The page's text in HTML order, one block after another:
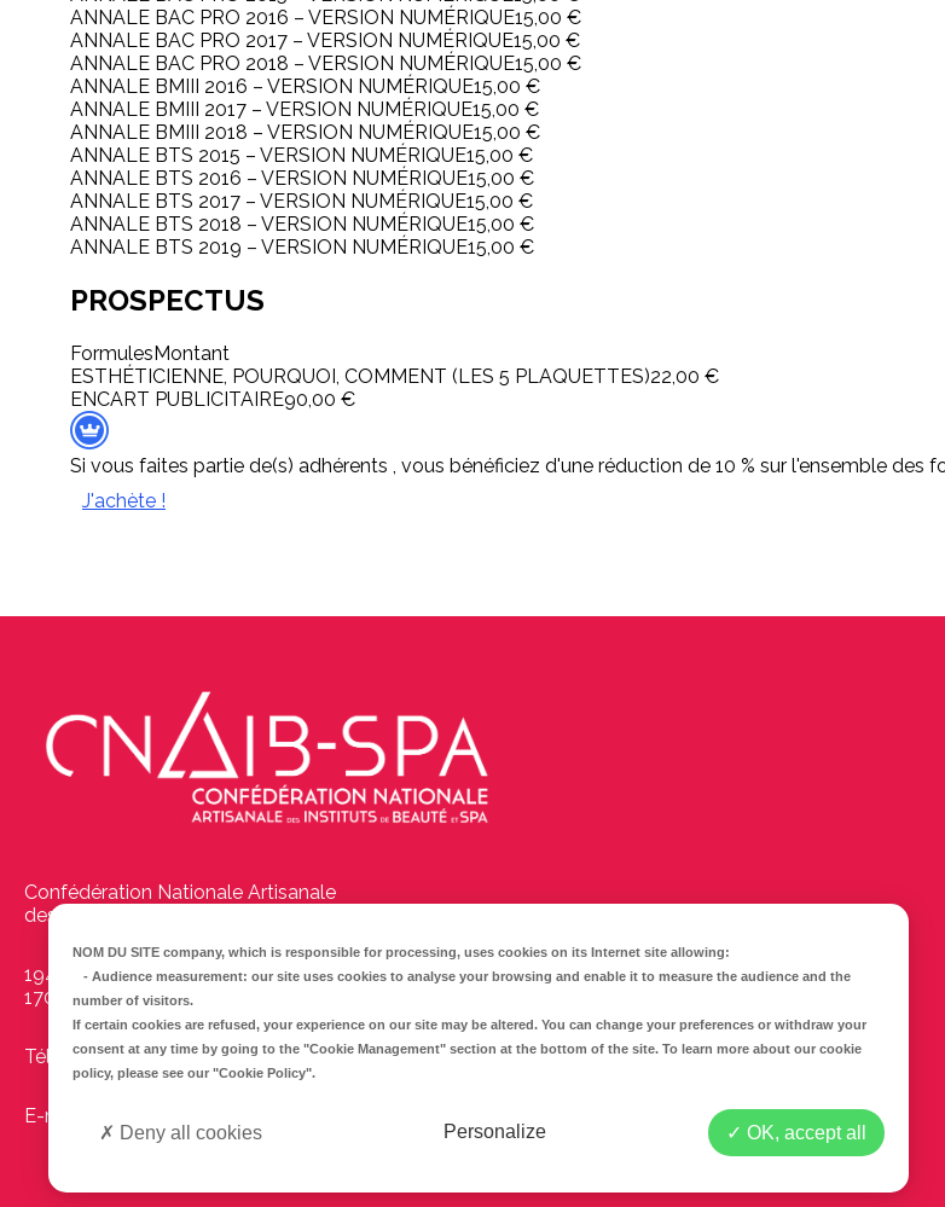
Confédération Nationale Artisanale
des Instituts de Beauté et Spas
194 Boulevard Emile Delmas
17000 La Rochelle
Tél : 05 46 41 69 79
E-mail :
Mentions légales
Politique de confidentialité
NOM DU SITE company, which is responsible for processing, uses cookies on its Internet site allowing:
- Audience measurement: our site uses cookies to analyse your browsing and enable it to measure the audience and the
number of visitors.
If certain cookies are refused, your experience on our site may be altered. You can change your preferences or withdraw your
consent at any time by going to the "Cookie Management" section at the bottom of the site. To learn more about our cookie
policy, please see our "Cookie Policy".
OK, accept all
Personalize
Deny all cookies